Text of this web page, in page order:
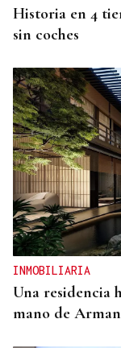
Historia en 4
sin coches
INMOBILIARIA
Una residencia
mano de